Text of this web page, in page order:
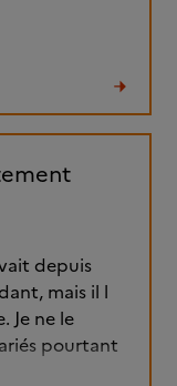
le
depuis
mais il l
Je ne le
pourtant